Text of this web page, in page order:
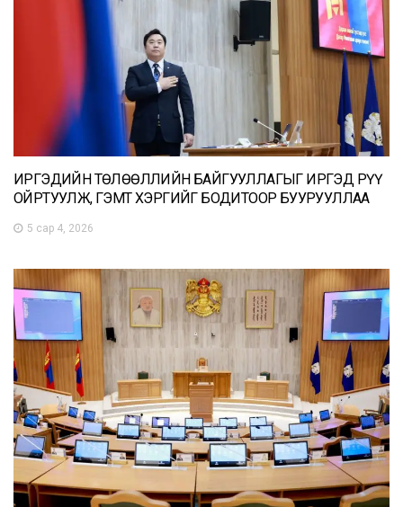
ИРГЭДИЙН ТӨЛӨӨЛЛИЙН БАЙГУУЛЛАГЫГ ИРГЭД РҮҮ
ОЙРТУУЛЖ, ГЭМТ ХЭРГИЙГ БОДИТООР БУУРУУЛЛАА
5 сар 4, 2026